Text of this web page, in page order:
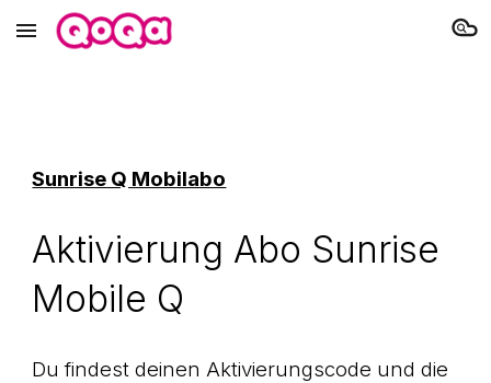
Skip to main content Skip to navigation
Sunrise Q Mobilabo
Aktivierung Abo Sunrise
Mobile Q
Du findest deinen Aktivierungscode und die